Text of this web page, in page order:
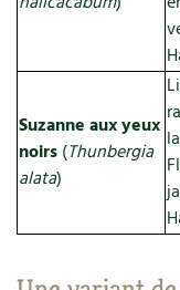
Suzanne aux yeux
noirs(Thunbergia
alata)